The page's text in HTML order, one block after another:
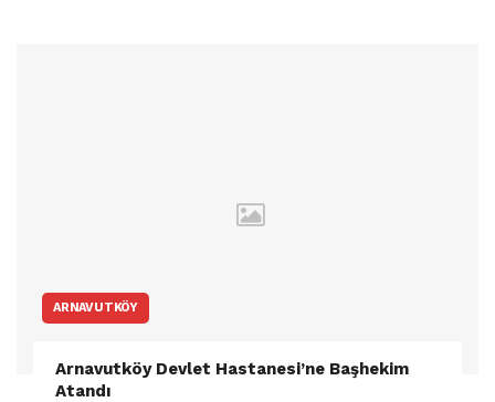
ARNAVUTKÖY
Arnavutköy Devlet Hastanesi’ne Başhekim
Atandı